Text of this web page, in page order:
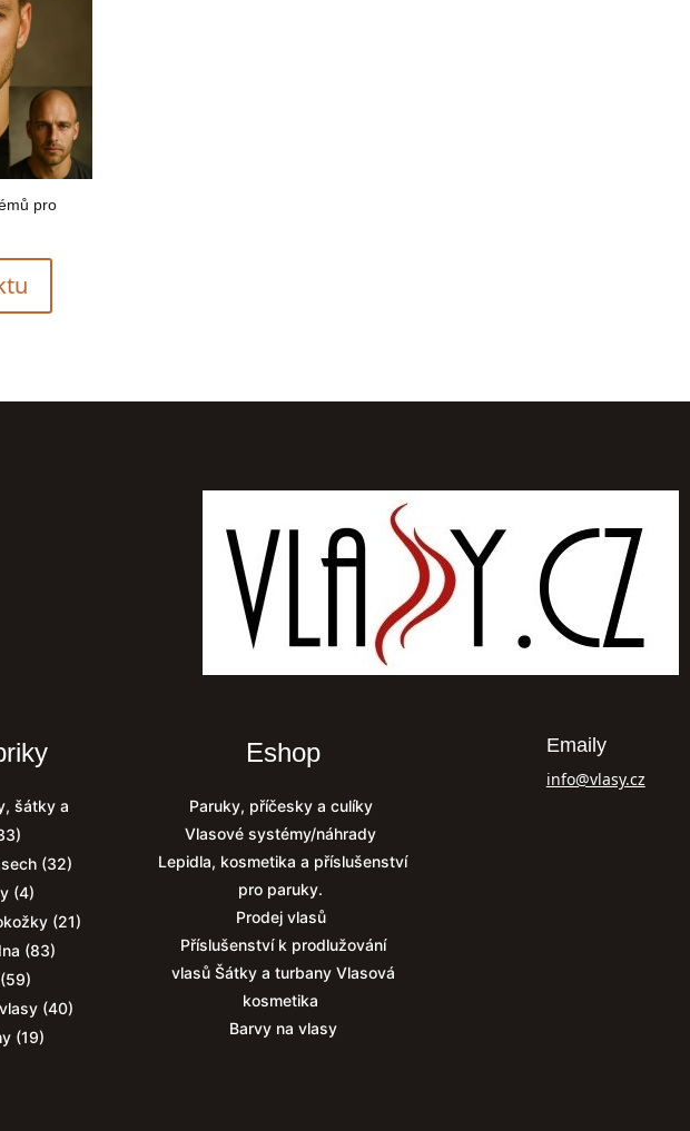
pro
šátky a
(32)
(4)
(21)
(83)
(59)
(40)
(19)
Eshop
Paruky, příčesky a culíky
Vlasové systémy/náhrady
Lepidla, kosmetika a příslušenství
pro paruky.
Prodej vlasů
Příslušenství k prodlužování
vlasů Šátky a turbany Vlasová
kosmetika
Barvy na vlasy
Emaily
info@vlasy.cz